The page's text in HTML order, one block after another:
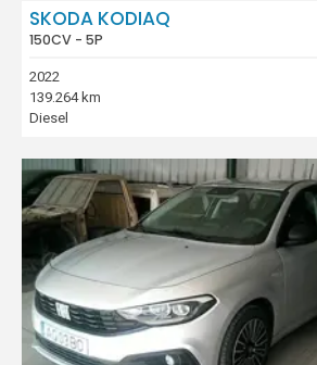
SKODA KODIAQ
150CV - 5P
2022
139.264 km
Diesel